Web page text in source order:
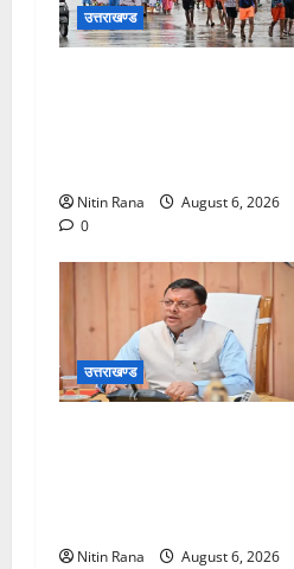
उत्तराखण्ड
Nitin Rana
August 6, 2026
0
उत्तराखण्ड
Nitin Rana
August 6, 2026